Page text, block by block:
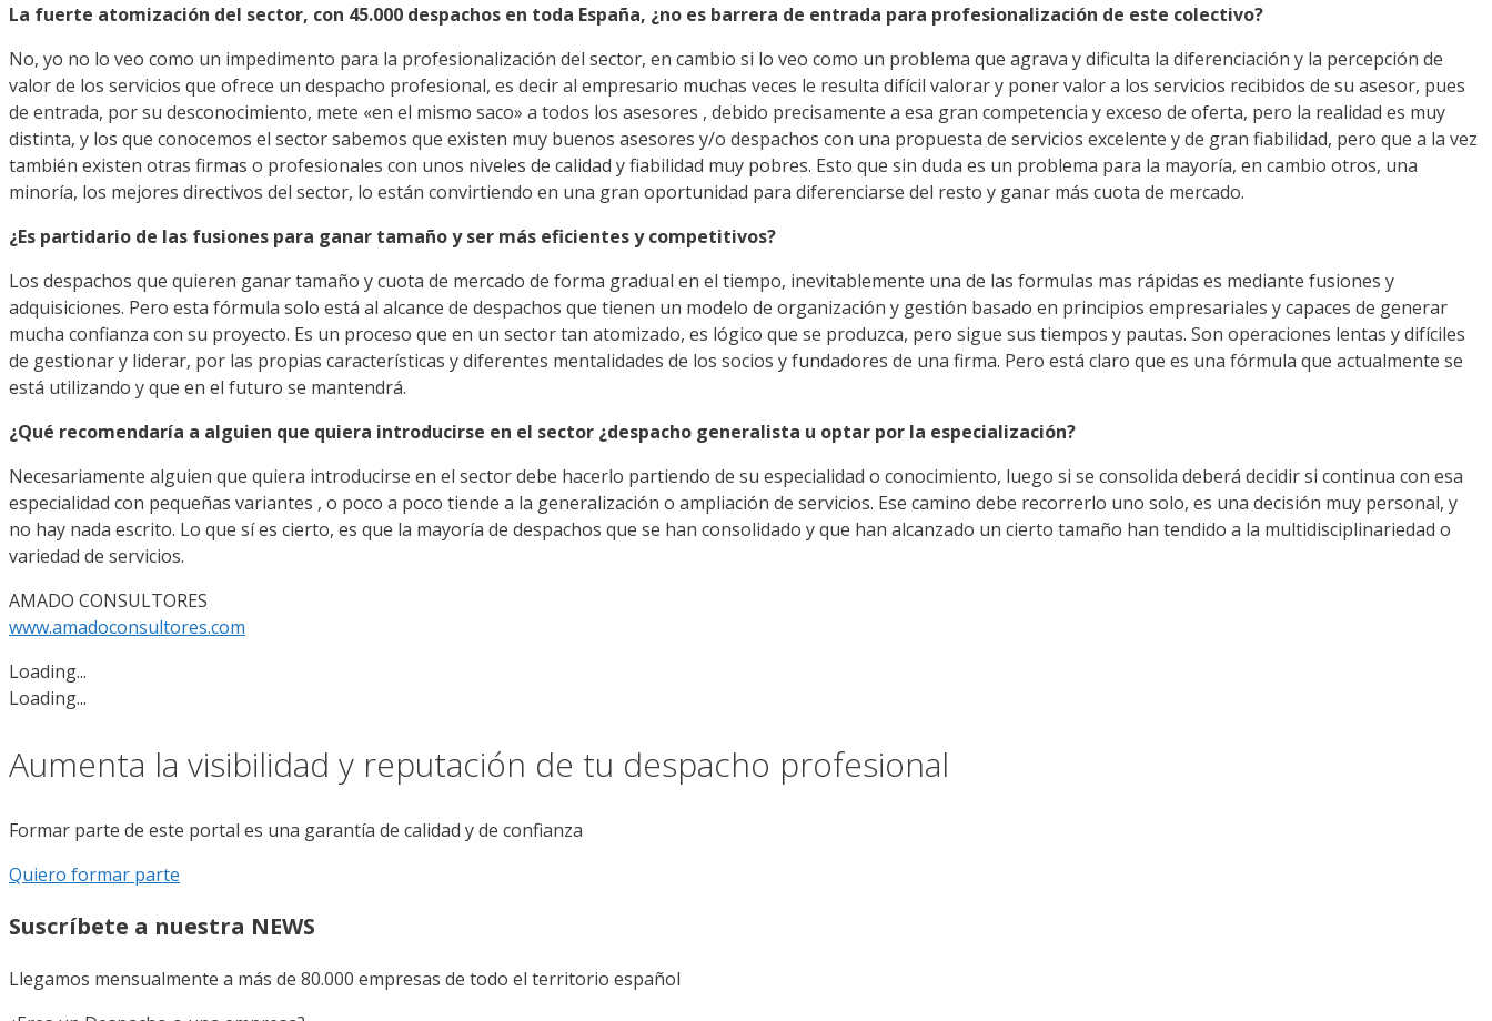
La fuerte atomización del sector, con 45.000 despachos en toda España, ¿no es barrera de entrada para profesionalización de este colectivo?
No, yo no lo veo como un impedimento para la profesionalización del sector, en cambio si lo veo como un problema que agrava y dificulta la diferenciación y la percepción de
valor de los servicios que ofrece un despacho profesional, es decir al empresario muchas veces le resulta difícil valorar y poner valor a los servicios recibidos de su asesor, pues
de entrada, por su desconocimiento, mete «en el mismo saco» a todos los asesores , debido precisamente a esa gran competencia y exceso de oferta, pero la realidad es muy
distinta, y los que conocemos el sector sabemos que existen muy buenos asesores y/o despachos con una propuesta de servicios excelente y de gran fiabilidad, pero que a la vez
también existen otras firmas o profesionales con unos niveles de calidad y fiabilidad muy pobres. Esto que sin duda es un problema para la mayoría, en cambio otros, una
minoría, los mejores directivos del sector, lo están convirtiendo en una gran oportunidad para diferenciarse del resto y ganar más cuota de mercado.
¿Es partidario de las fusiones para ganar tamaño y ser más eficientes y competitivos?
Los despachos que quieren ganar tamaño y cuota de mercado de forma gradual en el tiempo, inevitablemente una de las formulas mas rápidas es mediante fusiones y
adquisiciones. Pero esta fórmula solo está al alcance de despachos que tienen un modelo de organización y gestión basado en principios empresariales y capaces de generar
mucha confianza con su proyecto. Es un proceso que en un sector tan atomizado, es lógico que se produzca, pero sigue sus tiempos y pautas. Son operaciones lentas y difíciles
de gestionar y liderar, por las propias características y diferentes mentalidades de los socios y fundadores de una firma. Pero está claro que es una fórmula que actualmente se
está utilizando y que en el futuro se mantendrá.
¿Qué recomendaría a alguien que quiera introducirse en el sector ¿despacho generalista u optar por la especialización?
Necesariamente alguien que quiera introducirse en el sector debe hacerlo partiendo de su especialidad o conocimiento, luego si se consolida deberá decidir si continua con esa
especialidad con pequeñas variantes , o poco a poco tiende a la generalización o ampliación de servicios. Ese camino debe recorrerlo uno solo, es una decisión muy personal, y
no hay nada escrito. Lo que sí es cierto, es que la mayoría de despachos que se han consolidado y que han alcanzado un cierto tamaño han tendido a la multidisciplinariedad o
variedad de servicios.
AMADO CONSULTORES
www.amadoconsultores.com
Loading...
Loading...
Aumenta la visibilidad y reputación de tu despacho profesional
Formar parte de este portal es una garantía de calidad y de confianza
Quiero formar parte
Suscríbete a nuestra NEWS
Llegamos mensualmente a más de 80.000 empresas de todo el territorio español